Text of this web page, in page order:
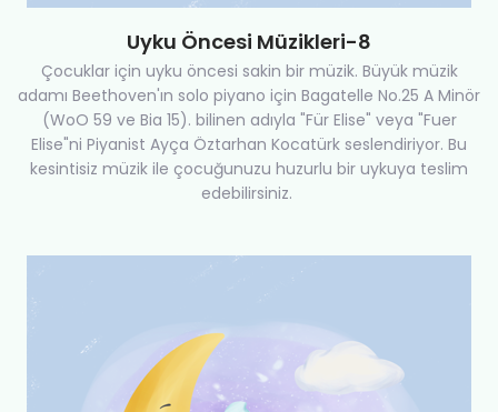
Uyku Öncesi Müzikleri-8
Çocuklar için uyku öncesi sakin bir müzik. Büyük müzik
adamı Beethoven'ın solo piyano için Bagatelle No.25 A Minör
(WoO 59 ve Bia 15). bilinen adıyla "Für Elise" veya "Fuer
Elise"ni Piyanist Ayça Öztarhan Kocatürk seslendiriyor. Bu
kesintisiz müzik ile çocuğunuzu huzurlu bir uykuya teslim
edebilirsiniz.